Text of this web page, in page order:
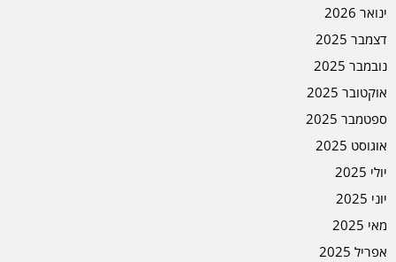
ינואר 2026
דצמבר 2025
נובמבר 2025
אוקטובר 2025
ספטמבר 2025
אוגוסט 2025
יולי 2025
יוני 2025
מאי 2025
אפריל 2025